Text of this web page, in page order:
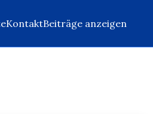
KontaktBeiträge anzeigen